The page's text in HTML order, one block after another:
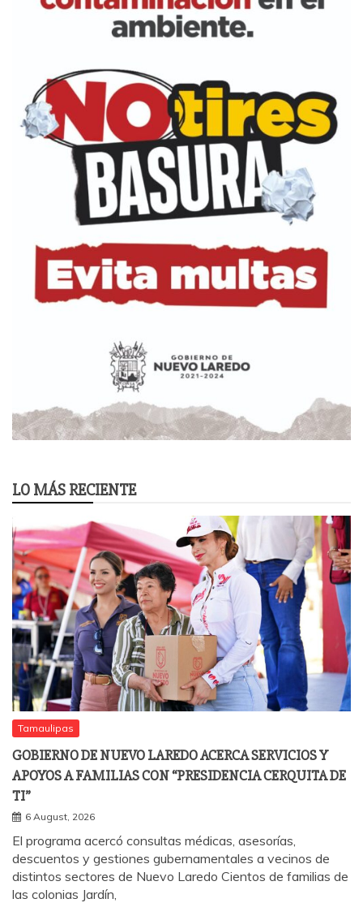
LO MÁS RECIENTE
Tamaulipas
GOBIERNO DE NUEVO LAREDO ACERCA SERVICIOS Y
APOYOS A FAMILIAS CON “PRESIDENCIA CERQUITA DE
TI”
6 August, 2026
El programa acercó consultas médicas, asesorías,
descuentos y gestiones gubernamentales a vecinos de
distintos sectores de Nuevo Laredo Cientos de familias de
las colonias Jardín,